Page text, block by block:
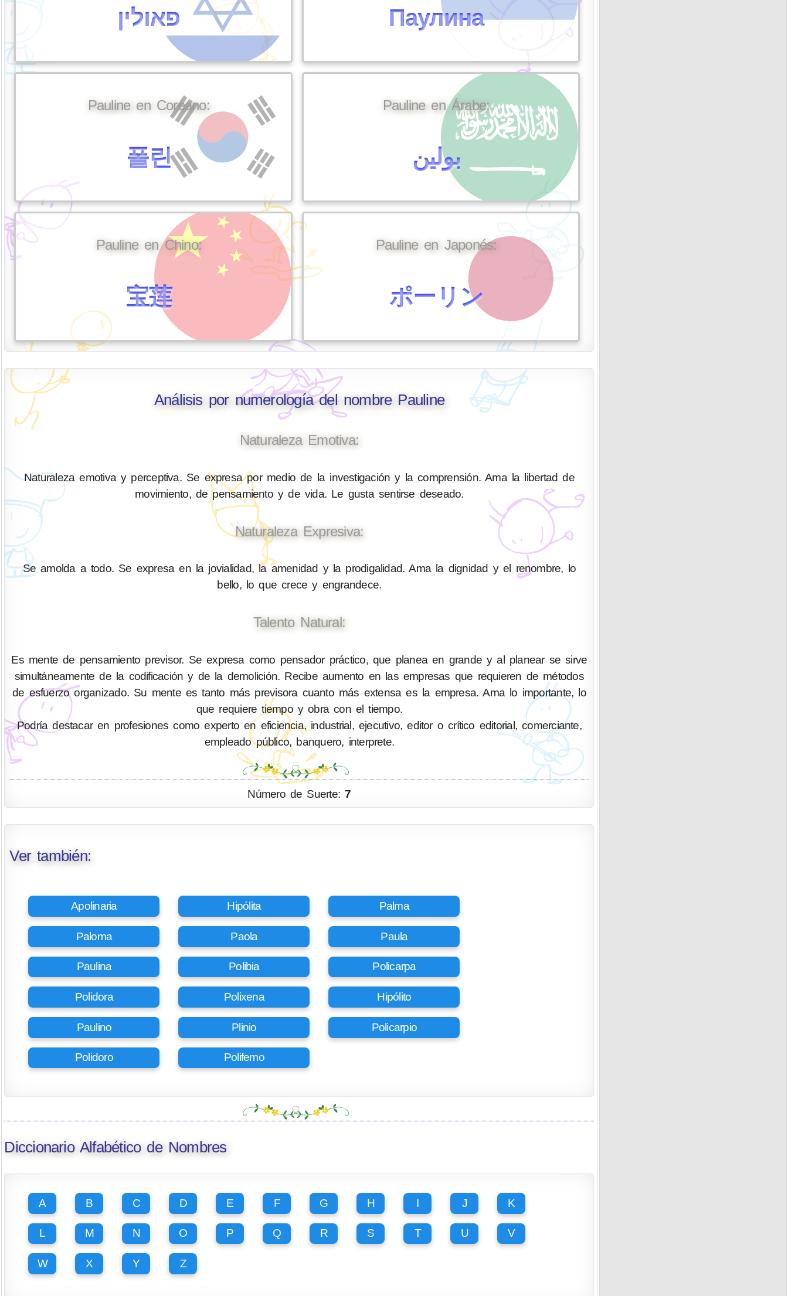
פאולין Паулина
Pauline en Coreano:
폴린
Pauline en Árabe:
بولين
Pauline en Chino:
宝莲
Pauline en Japonés:
ポーリン
Análisis por numerología del nombre Pauline
Naturaleza Emotiva:
Naturaleza emotiva y perceptiva. Se expresa por medio de la investigación y la comprensión. Ama la libertad de
movimiento, de pensamiento y de vida. Le gusta sentirse deseado.
Naturaleza Expresiva:
Se amolda a todo. Se expresa en la jovialidad, la amenidad y la prodigalidad. Ama la dignidad y el renombre, lo
bello, lo que crece y engrandece.
Talento Natural:
Es mente de pensamiento previsor. Se expresa como pensador práctico, que planea en grande y al planear se sirve
simultáneamente de la codificación y de la demolición. Recibe aumento en las empresas que requieren de métodos
de esfuerzo organizado. Su mente es tanto más previsora cuanto más extensa es la empresa. Ama lo importante, lo
que requiere tiempo y obra con el tiempo.
Podría destacar en profesiones como experto en eficiencia, industrial, ejecutivo, editor o crítico editorial, comerciante,
empleado público, banquero, interprete.
Número de Suerte:7
Ver también:
Apolinaria Hipólita Palma
Paloma Paola Paula
Paulina Polibia Policarpa
Polidora Polixena Hipólito
Paulino Plinio Policarpio
Polidoro Polifemo
Diccionario Alfabético de Nombres
A B C D E F G H I J K
L M N O P Q R S T U V
W X Y Z